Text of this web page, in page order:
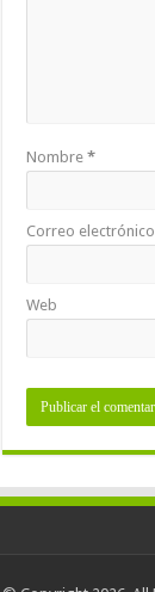
Nombre *
Correo electrónico
Web